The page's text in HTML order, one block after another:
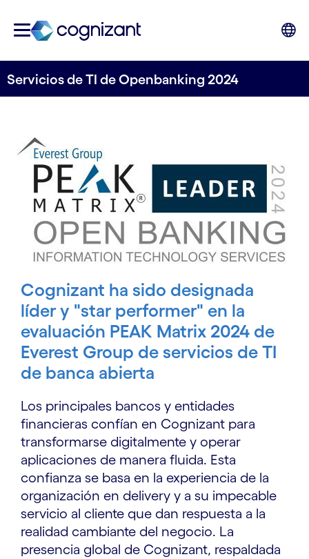
Servicios de TI de Openbanking 2024
Cognizant ha sido designada
líder y "star performer" en la
evaluación PEAK Matrix 2024 de
Everest Group de servicios de TI
de banca abierta
Los principales bancos y entidades
financieras confían en Cognizant para
transformarse digitalmente y operar
aplicaciones de manera fluida. Esta
confianza se basa en la experiencia de la
organización en delivery y a su impecable
servicio al cliente que dan respuesta a la
realidad cambiante del negocio. La
presencia global de Cognizant, respaldada